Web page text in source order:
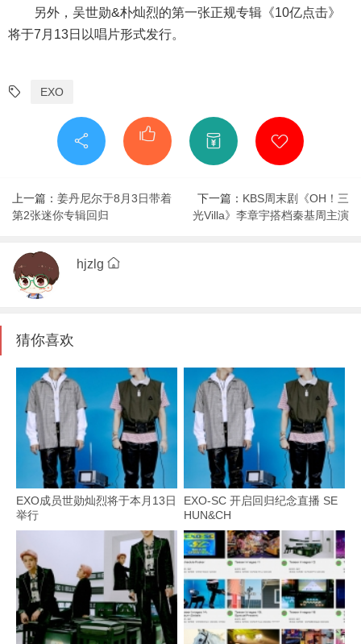
另外，吴世勋&朴灿烈的第一张正规专辑《10亿点击》
将于7月13日以唱片形式发行。
EXO
上一篇： 姜丹尼尔于8月3日带着
第2张迷你专辑回归
下一篇： KBS周末剧《OH！三
光Villa》李章宇搭档秦基周主演
hjzlg
猜你喜欢
EXO成员世勋灿烈将于本月13日
举行
EXO-SC 开启回归纪念直播 SE
HUN&CH